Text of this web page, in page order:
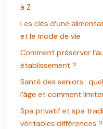
à Z
Les clés d’une
et le mode de vie
Comment préserver
établissement ?
Santé des seniors :
l’âge et comment
Spa privatif et spa
véritables différences ?